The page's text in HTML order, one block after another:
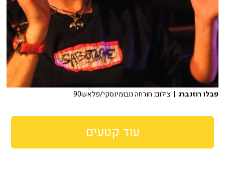
פבלו רוזנברג | צילום: חורחה נובומינסקי/פלאש90
עוד קטעים